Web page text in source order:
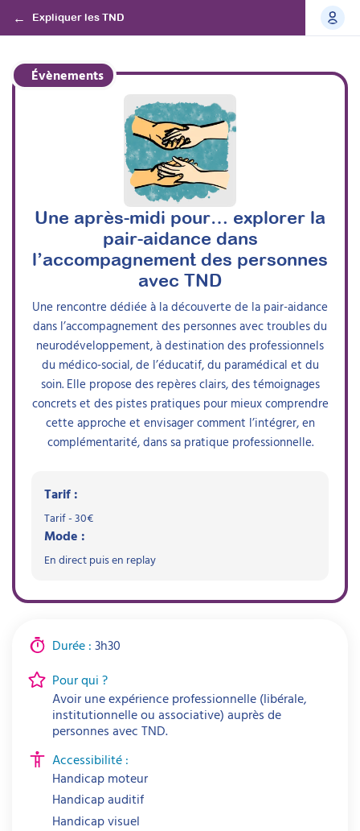
Expliquer les TND
Évènements
Une après-midi pour… explorer la
pair-aidance dans
l’accompagnement des personnes
avec TND
Une rencontre dédiée à la découverte de la pair-aidance
dans l’accompagnement des personnes avec troubles du
neurodéveloppement, à destination des professionnels
du médico-social, de l’éducatif, du paramédical et du
soin. Elle propose des repères clairs, des témoignages
concrets et des pistes pratiques pour mieux comprendre
cette approche et envisager comment l’intégrer, en
complémentarité, dans sa pratique professionnelle.
Tarif :
Tarif - 30€
Mode :
En direct puis en replay
Durée : 3h30
Pour qui ?
Avoir une expérience professionnelle (libérale,
institutionnelle ou associative) auprès de
personnes avec TND.
Accessibilité :
Handicap moteur
Handicap auditif
Handicap visuel